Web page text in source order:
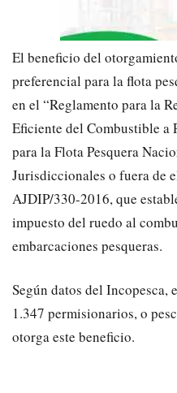
El beneficio del
preferencial para la flota
en el “Reglamento para la
Eficiente del Combustible a
para la Flota Pesquera
Jurisdiccionales o fuera de
AJDIP/330-2016, que
impuesto del ruedo al
embarcaciones pesqueras.
Según datos del Incopesca,
1.347 permisionarios, o
otorga este beneficio.